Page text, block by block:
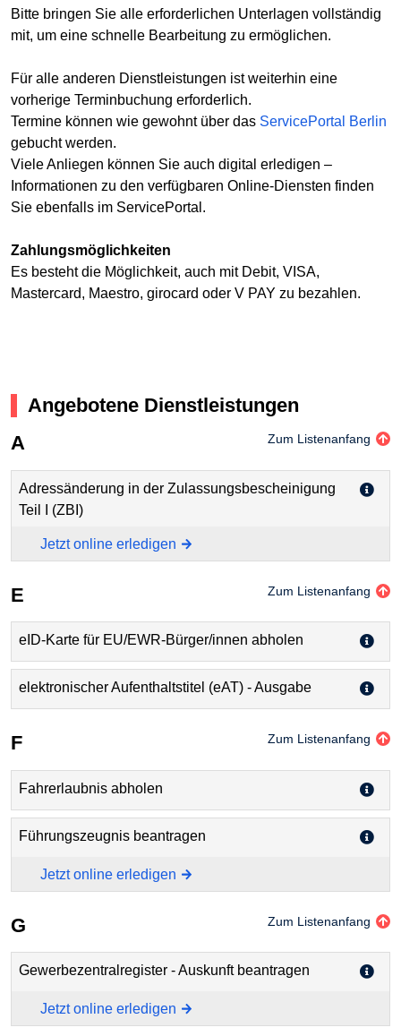
Bitte bringen Sie alle erforderlichen Unterlagen vollständig
mit, um eine schnelle Bearbeitung zu ermöglichen.
Für alle anderen Dienstleistungen ist weiterhin eine
vorherige Terminbuchung erforderlich.
Termine können wie gewohnt über das ServicePortal Berlin
gebucht werden.
Viele Anliegen können Sie auch digital erledigen –
Informationen zu den verfügbaren Online-Diensten finden
Sie ebenfalls im ServicePortal.
Zahlungsmöglichkeiten
Es besteht die Möglichkeit, auch mit Debit, VISA,
Mastercard, Maestro, girocard oder V PAY zu bezahlen.
Angebotene Dienstleistungen
A
Zum Listenanfang
Adressänderung in der Zulassungsbescheinigung
Teil I (ZBI)
Jetzt online erledigen
E Zum Listenanfang
eID-Karte für EU/EWR-Bürger/innen abholen
elektronischer Aufenthaltstitel (eAT) - Ausgabe
F Zum Listenanfang
Fahrerlaubnis abholen
Führungszeugnis beantragen
Jetzt online erledigen
G Zum Listenanfang
Gewerbezentralregister - Auskunft beantragen
Jetzt online erledigen